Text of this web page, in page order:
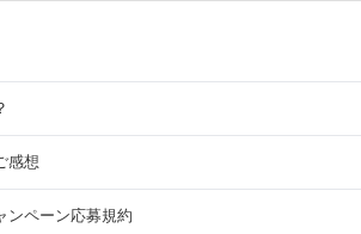
感想
ンペーン応募規約